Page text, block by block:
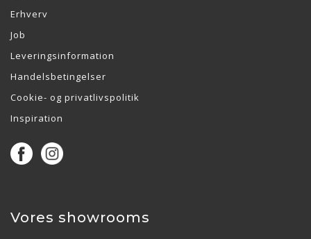
Erhverv
Job
Leveringsinformation
Handelsbetingelser
Cookie- og privatlivspolitik
Inspiration
Vores showrooms